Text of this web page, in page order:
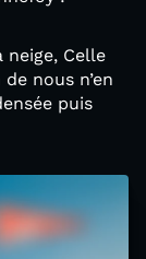
neige, Celle
nous n’en
puis